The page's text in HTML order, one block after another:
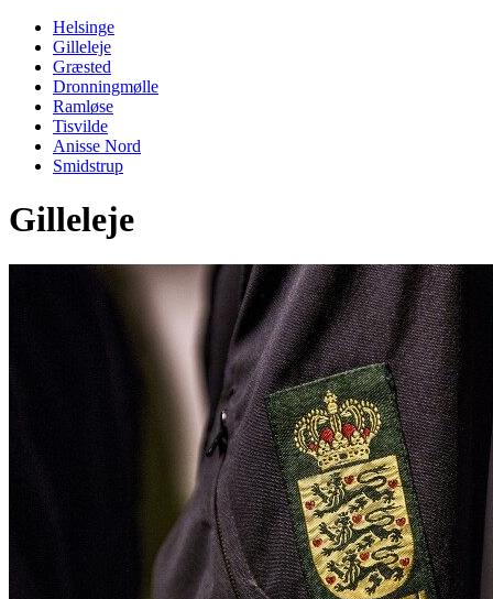
Helsinge
Gilleleje
Græsted
Dronningmølle
Ramløse
Tisvilde
Anisse Nord
Smidstrup
Gilleleje